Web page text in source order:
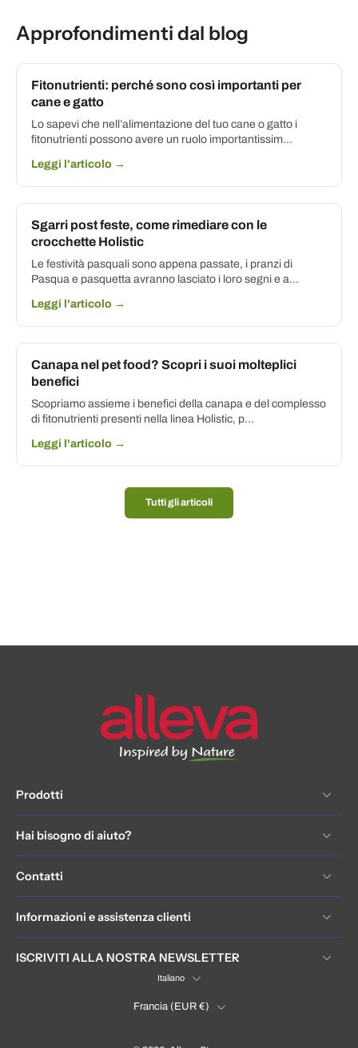
Approfondimenti dal blog
Fitonutrienti: perché sono così importanti per
cane e gatto
Lo sapevi che nell’alimentazione del tuo cane o gatto i
fitonutrienti possono avere un ruolo importantissim...
Leggi l'articolo →
Sgarri post feste, come rimediare con le
crocchette Holistic
Le festività pasquali sono appena passate, i pranzi di
Pasqua e pasquetta avranno lasciato i loro segni e a...
Leggi l'articolo →
Canapa nel pet food? Scopri i suoi molteplici
benefici
Scopriamo assieme i benefici della canapa e del complesso
di fitonutrienti presenti nella linea Holistic, p...
Leggi l'articolo →
Tutti gli articoli
Prodotti
Hai bisogno di aiuto?
Contatti
Informazioni e assistenza clienti
ISCRIVITI ALLA NOSTRA NEWSLETTER
Italiano
Francia ‎(EUR €)‎